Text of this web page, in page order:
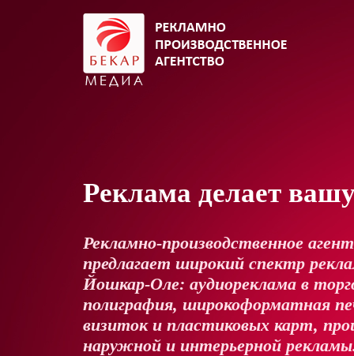
Реклама делает
Рекламно-производственное
предлагает широкий спектр
Йошкар-Оле: аудиореклама в
полиграфия, широкоформатная
визиток и пластиковых карт,
наружной и интерьерной